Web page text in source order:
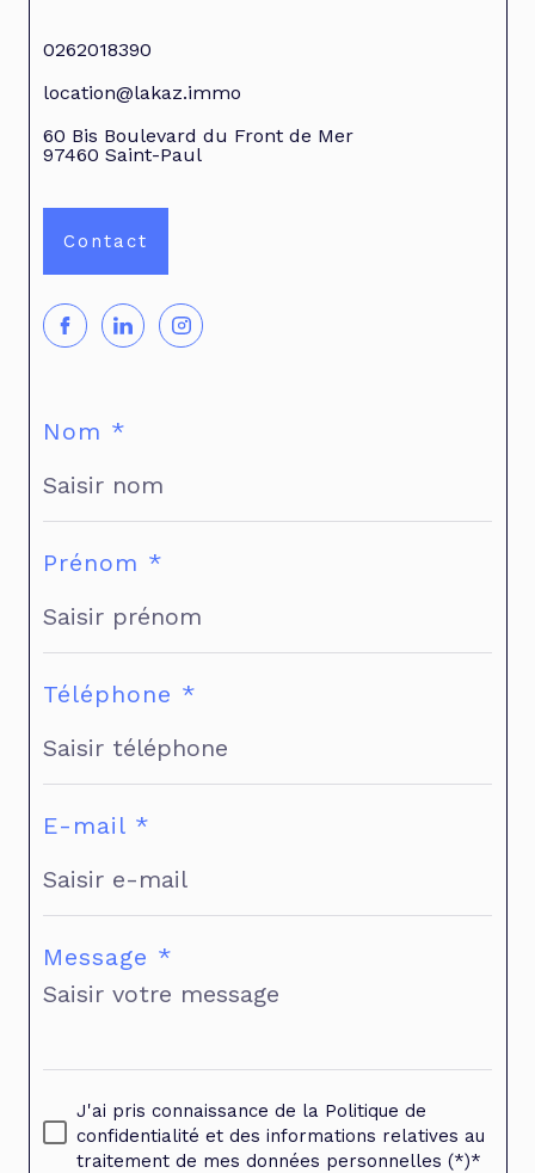
Nom *
Prénom *
Téléphone *
E-mail *
Message *
J'ai pris connaissance de la Politique de
confidentialité et des informations relatives au
traitement de mes données personnelles (*)*
0262018390
location@lakaz.immo
60 Bis Boulevard du Front de Mer
97460
Saint-Paul
Contact